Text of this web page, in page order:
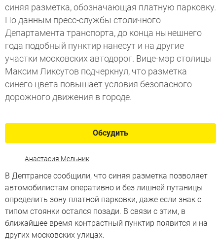
синяя разметка, обозначающая платную парковку.
По данным пресс-службы столичного
Департамента транспорта, до конца нынешнего
года подобный пунктир нанесут и на другие
участки московских автодорог. Вице-мэр столицы
Максим Ликсутов подчеркнул, что разметка
синего цвета повышает условия безопасного
дорожного движения в городе.
Обсудить
Анастасия Мельник
В Дептрансе сообщили, что синяя разметка позволяет
автомобилистам оперативно и без лишней путаницы
определить зону платной парковки, даже если знак с
типом стоянки остался позади. В связи с этим, в
ближайшее время контрастный пунктир появится и на
других московских улицах.